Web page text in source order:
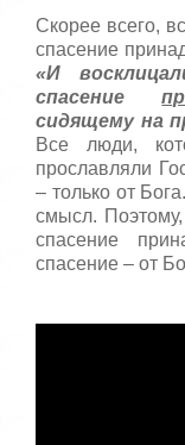
е
Скорее всего,
спасение
«И
спасение
сидящему на
Все люди,
прославляли
– только от
смысл. Поэтому,
спасение
спасение – от